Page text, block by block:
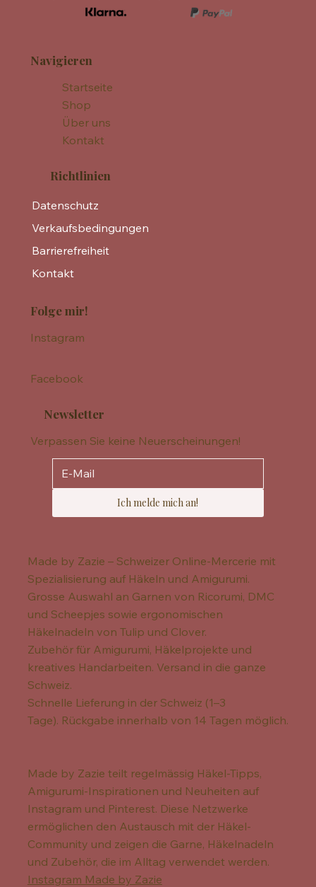
Navigieren
Startseite
Shop
Über uns
Kontakt
Richtlinien
Datenschutz
Verkaufsbedingungen
Barrierefreiheit
Kontakt
Folge mir!
Instagram
Facebook
Newsletter
Verpassen Sie keine Neuerscheinungen!
Ich melde mich an!
Made by Zazie – Schweizer Online-Mercerie mit
Spezialisierung auf Häkeln und Amigurumi.
Grosse Auswahl an Garnen von Ricorumi, DMC
und Scheepjes sowie ergonomischen
Häkelnadeln von Tulip und Clover.
Zubehör für Amigurumi, Häkelprojekte und
kreatives Handarbeiten. Versand in die ganze
Schweiz.
Schnelle Lieferung in der Schweiz (1–3
Tage). Rückgabe innerhalb von 14 Tagen möglich.
Made by Zazie teilt regelmässig Häkel-Tipps,
Amigurumi-Inspirationen und Neuheiten auf
Instagram und Pinterest. Diese Netzwerke
ermöglichen den Austausch mit der Häkel-
Community und zeigen die Garne, Häkelnadeln
und Zubehör, die im Alltag verwendet werden.
Instagram Made by Zazie